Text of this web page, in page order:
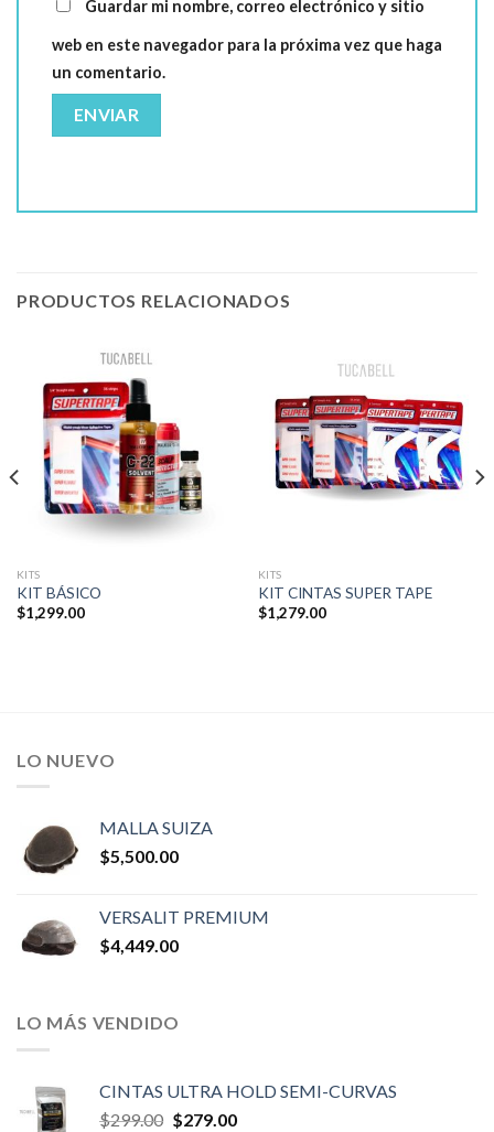
Guardar mi nombre, correo electrónico y sitio
web en este navegador para la próxima vez que haga
un comentario.
PRODUCTOS RELACIONADOS
KITS
KIT BÁSICO
$1,299.00
KITS
KIT CINTAS SUPER TAPE
$1,279.00
LO NUEVO
MALLA SUIZA
$5,500.00
VERSALIT PREMIUM
$4,449.00
LO MÁS VENDIDO
CINTAS ULTRA HOLD SEMI-CURVAS
$299.00 Original
$279.00Current